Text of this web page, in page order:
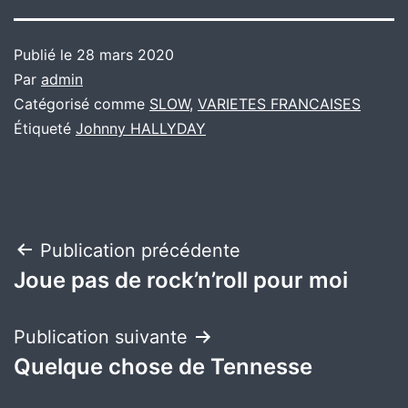
Publié le 28 mars 2020
Par admin
Catégorisé comme SLOW, VARIETES FRANCAISES
Étiqueté Johnny HALLYDAY
Navigation
de
l’article
Publication précédente
Joue pas de rock’n’roll pour moi
Publication suivante
Quelque chose de Tennesse